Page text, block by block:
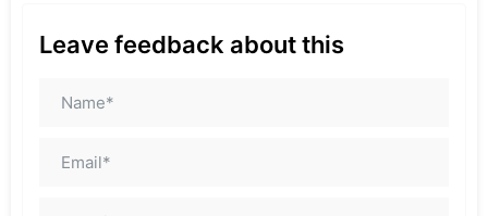
Leave feedback about this